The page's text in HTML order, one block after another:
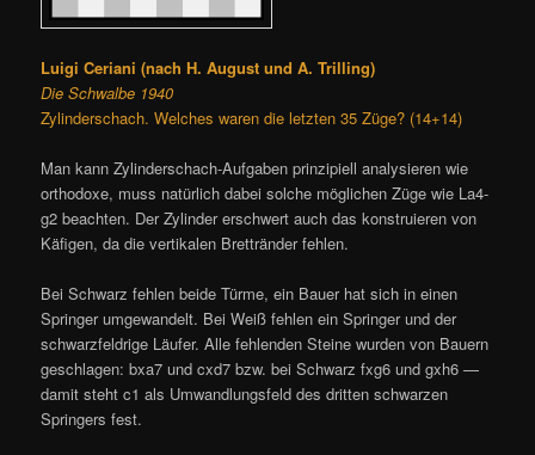
Luigi Ceriani (nach H. August und A. Trilling)
Die Schwalbe 1940
Zylinderschach. Welches waren die letzten 35 Züge? (14+14)
Man kann Zylinderschach-Aufgaben prinzipiell analysieren wie
orthodoxe, muss natürlich dabei solche möglichen Züge wie La4-
g2 beachten. Der Zylinder erschwert auch das konstruieren von
Käfigen, da die vertikalen Brettränder fehlen.
Bei Schwarz fehlen beide Türme, ein Bauer hat sich in einen
Springer umgewandelt. Bei Weiß fehlen ein Springer und der
schwarzfeldrige Läufer. Alle fehlenden Steine wurden von Bauern
geschlagen: bxa7 und cxd7 bzw. bei Schwarz fxg6 und gxh6 —
damit steht c1 als Umwandlungsfeld des dritten schwarzen
Springers fest.